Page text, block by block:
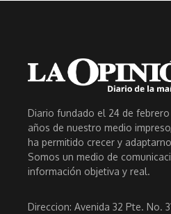
Diario fundado el 24 de febrero
años de nuestro medio
ha permitido crecer y
Somos un medio de
información objetiva y real.
Direccion: Avenida 32 Pte. No.